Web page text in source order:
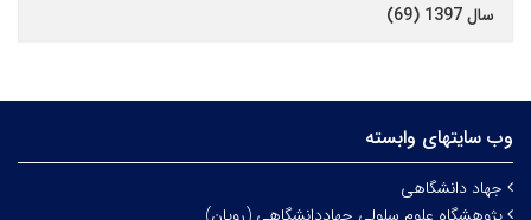
سال 1397 (69)
وب سایتهای وابسته
جهاد دانشگاهی